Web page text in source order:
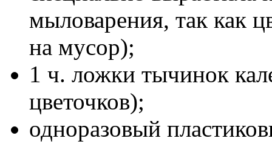
мыловарения, так как
на мусор);
1 ч. ложки тычинок
цветочков);
одноразовый